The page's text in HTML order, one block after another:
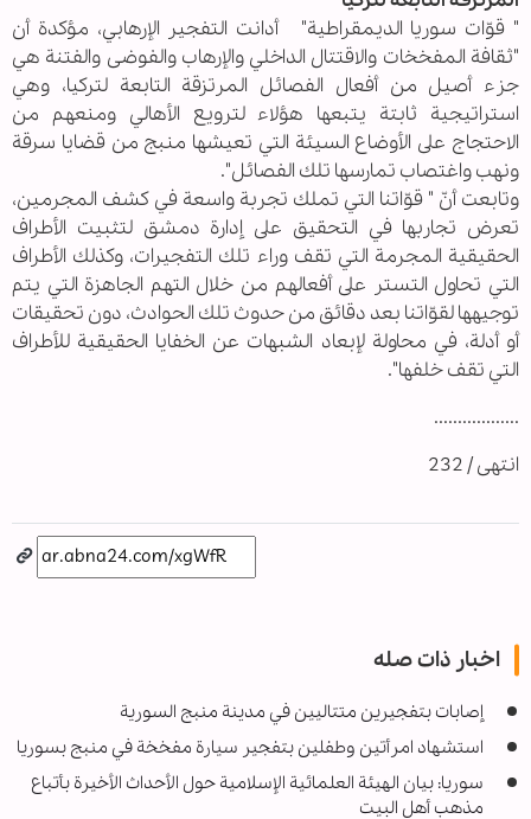
" قوّات سوريا الديمقراطية" أدانت التفجير الإرهابي، مؤكدة أن
"ثقافة المفخخات والاقتتال الداخلي والإرهاب والفوضى والفتنة هي
جزء أصيل من أفعال الفصائل المرتزقة التابعة لتركيا، وهي
استراتيجية ثابتة يتبعها هؤلاء لترويع الأهالي ومنعهم من
الاحتجاج على الأوضاع السيئة التي تعيشها منبج من قضايا سرقة
ونهب واغتصاب تمارسها تلك الفصائل".
وتابعت أنّ " قوّاتنا التي تملك تجربة واسعة في كشف المجرمين،
تعرض تجاربها في التحقيق على إدارة دمشق لتثبيت الأطراف
الحقيقية المجرمة التي تقف وراء تلك التفجيرات، وكذلك الأطراف
التي تحاول التستر على أفعالهم من خلال التهم الجاهزة التي يتم
توجيهها لقوّاتنا بعد دقائق من حدوث تلك الحوادث، دون تحقيقات
أو أدلة، في محاولة لإبعاد الشبهات عن الخفايا الحقيقية للأطراف
التي تقف خلفها".
..................
انتهى / 232
اخبار ذات صله
إصابات بتفجيرين متتاليين في مدينة منبج السورية
استشهاد امرأتين وطفلين بتفجير سيارة مفخخة في منبج بسوريا
سوريا: بيان الهيئة العلمائية الإسلامية حول الأحداث الأخيرة بأتباع
مذهب أهل البيت